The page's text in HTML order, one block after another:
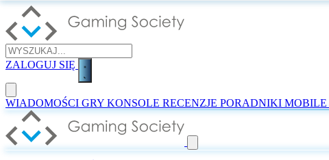
ZALOGUJ SIĘ
WIADOMOŚCI GRY KONSOLE RECENZJE PORADNIKI MOBILE